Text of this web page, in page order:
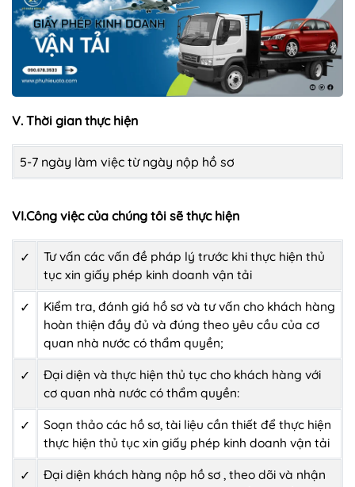
V. Thời gian thực hiện
5-7 ngày làm việc từ ngày nộp hồ sơ
VI.Công việc của chúng tôi sẽ thực hiện
✓
Tư vấn các vấn đề pháp lý trước khi thực hiện thủ
tục xin giấy phép kinh doanh vận tải
✓
Kiểm tra, đánh giá hồ sơ và tư vấn cho khách hàng
hoàn thiện đầy đủ và đúng theo yêu cầu của cơ
quan nhà nước có thẩm quyền;
✓
Đại diện và thực hiện thủ tục cho khách hàng với
cơ quan nhà nước có thẩm quyền:
✓
Soạn thảo các hồ sơ, tài liệu cần thiết để thực hiện
thực hiện thủ tục xin giấy phép kinh doanh vận tải
✓
Đại diện khách hàng nộp hồ sơ , theo dõi và nhận